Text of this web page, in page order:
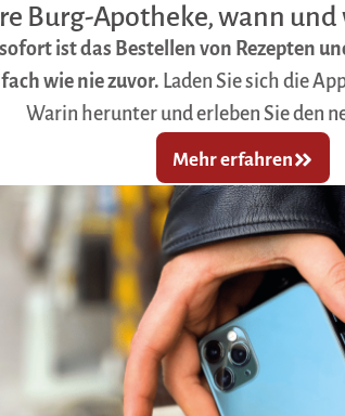
Rezepturen herzustellen,
Fertigstellung durchläuft eine
werden sämtliche Rohstoffe
unterzogen. Auch die Rezeptur
Wir schauen, ob die Bestandteile
plausibel sind, die Dosierung und die
ist und die Inhaltsstoffe sich
Sollten Unstimmigkeiten
Arzt.
in speziellen Arbeitsräumen
unterliegen und in der
Haube oder Handschuhe
Burg-Apotheke, wann und
ist das Bestellen von Rezepten
wie nie zuvor. Laden Sie sich die
Warin herunter und erleben Sie den
Mehr erfahren